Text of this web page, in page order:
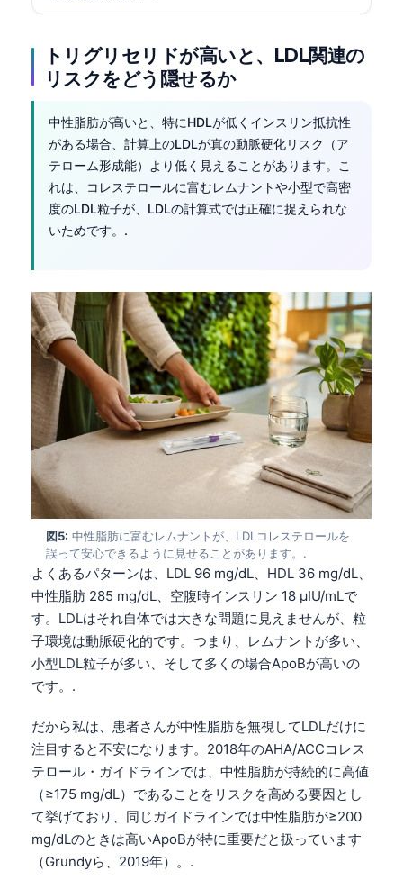
トリグリセリドが高いと、LDL関連の
リスクをどう隠せるか
中性脂肪が高いと、特にHDLが低くインスリン抵抗性
がある場合、計算上のLDLが真の動脈硬化リスク（ア
テローム形成能）より低く見えることがあります。こ
れは、コレステロールに富むレムナントや小型で高密
度のLDL粒子が、LDLの計算式では正確に捉えられな
いためです。.
図5: 中性脂肪に富むレムナントが、LDLコレステロールを
誤って安心できるように見せることがあります。.
よくあるパターンは、LDL 96 mg/dL、HDL 36 mg/dL、
中性脂肪 285 mg/dL、空腹時インスリン 18 µIU/mLで
す。LDLはそれ自体では大きな問題に見えませんが、粒
子環境は動脈硬化的です。つまり、レムナントが多い、
小型LDL粒子が多い、そして多くの場合ApoBが高いの
です。.
だから私は、患者さんが中性脂肪を無視してLDLだけに
注目すると不安になります。2018年のAHA/ACCコレス
テロール・ガイドラインでは、中性脂肪が持続的に高値
（≥175 mg/dL）であることをリスクを高める要因とし
て挙げており、同じガイドラインでは中性脂肪が≥200
mg/dLのときは高いApoBが特に重要だと扱っています
（Grundyら、2019年）。.